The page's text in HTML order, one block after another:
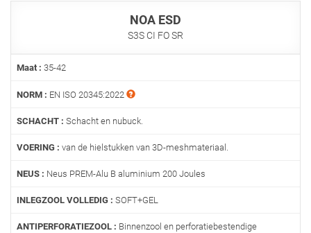
NOA ESD
S3S CI FO SR
Maat : 35-42
NORM : EN ISO 20345:2022
SCHACHT : Schacht en nubuck.
VOERING : van de hielstukken van 3D-meshmateriaal.
NEUS : Neus PREM-Alu B aluminium 200 Joules
INLEGZOOL VOLLEDIG : SOFT+GEL
ANTIPERFORATIEZOOL : Binnenzool en perforatiebestendige